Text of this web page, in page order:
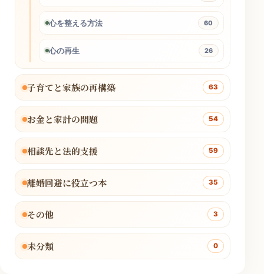
心を整える方法 60
心の再生 26
子育てと家族の再構築 63
お金と家計の問題 54
相談先と法的支援 59
離婚回避に役立つ本 35
その他 3
未分類 0